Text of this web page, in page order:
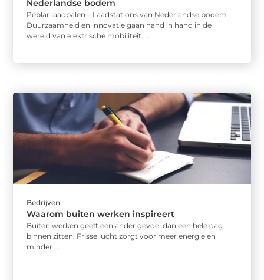
Nederlandse bodem
Peblar laadpalen – Laadstations van Nederlandse bodem
Duurzaamheid en innovatie gaan hand in hand in de
wereld van elektrische mobiliteit. ...
Bedrijven
Waarom buiten werken inspireert
Buiten werken geeft een ander gevoel dan een hele dag
binnen zitten. Frisse lucht zorgt voor meer energie en
minder ...